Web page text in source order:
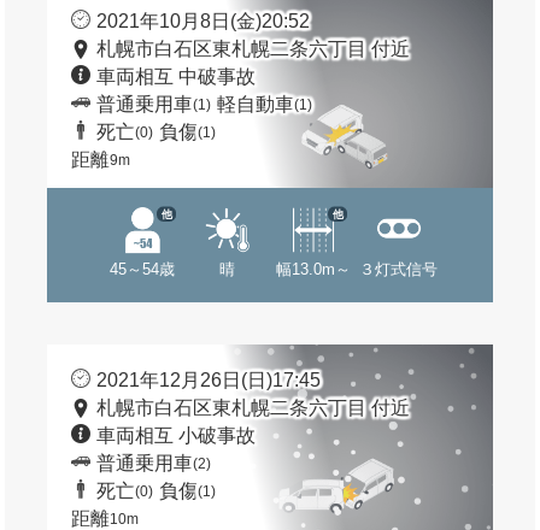
2021年10月8日(金)20:52
札幌市白石区東札幌二条六丁目 付近
車両相互 中破事故
普通乗用車(1) 軽自動車(1)
死亡(0) 負傷(1)
距離9m
45～54歳
他
晴 幅13.0m～
他
３灯式信号
2021年12月26日(日)17:45
札幌市白石区東札幌二条六丁目 付近
車両相互 小破事故
普通乗用車(2)
死亡(0) 負傷(1)
距離10m